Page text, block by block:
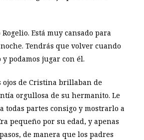
Está muy cansado para
Tendrás que volver cuando
podamos jugar con él.
ojos de Cristina brillaban de
orgullosa de su hermanito. Le
todas partes consigo y mostrarlo a
pequeño por su edad, y apenas
de manera que los padres